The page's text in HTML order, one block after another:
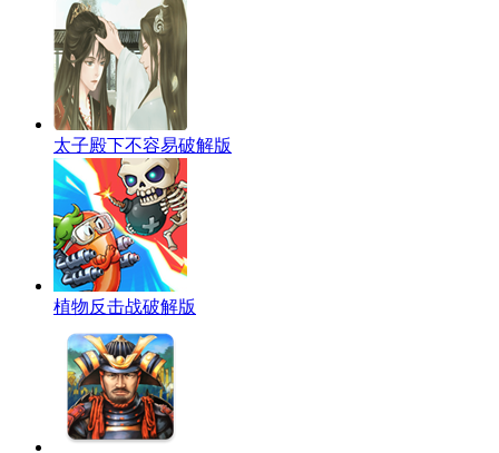
太子殿下不容易破解版
植物反击战破解版